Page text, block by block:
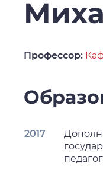
Профессор:
2017